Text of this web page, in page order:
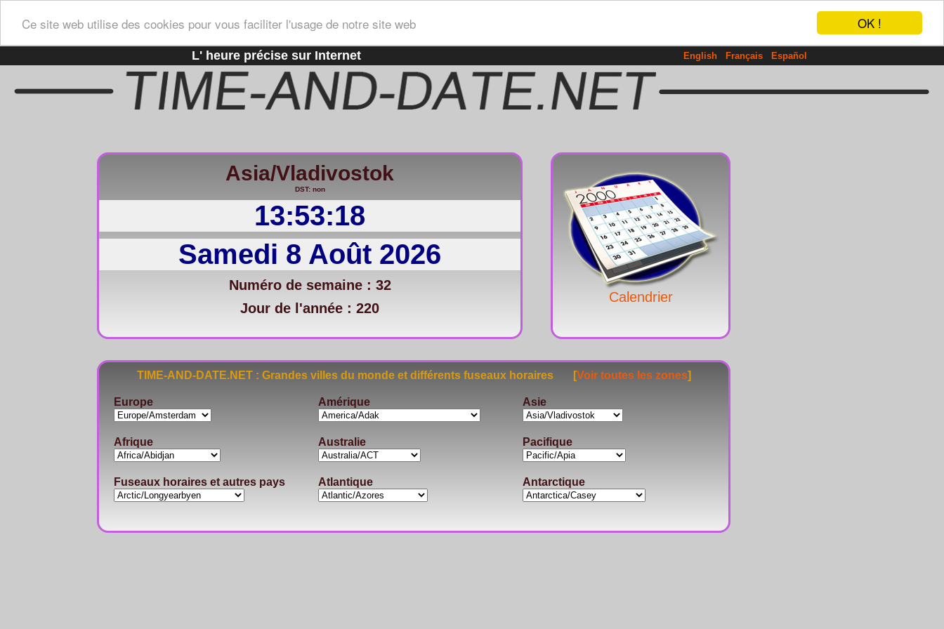
OK !
Ce site web utilise des cookies pour vous faciliter l'usage de notre site web
L' heure précise sur Internet English Français Español
Asia/Vladivostok
DST: non
13:53:18
Samedi 8 Août 2026
Numéro de semaine : 32
Jour de l'année : 220
Calendrier
TIME-AND-DATE.NET : Grandes villes du monde et différents fuseaux horaires [Voir toutes les zones]
Europe Amérique Asie
Afrique Australie Pacifique
Fuseaux horaires et autres pays Atlantique Antarctique